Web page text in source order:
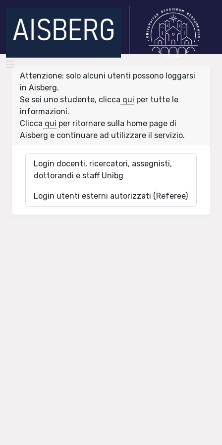
Attenzione: solo alcuni utenti possono loggarsi
in Aisberg.
Se sei uno studente, clicca qui per tutte le
informazioni.
Clicca qui per ritornare sulla home page di
Aisberg e continuare ad utilizzare il servizio.
Login docenti, ricercatori, assegnisti,
dottorandi e staff Unibg
Login utenti esterni autorizzati (Referee)